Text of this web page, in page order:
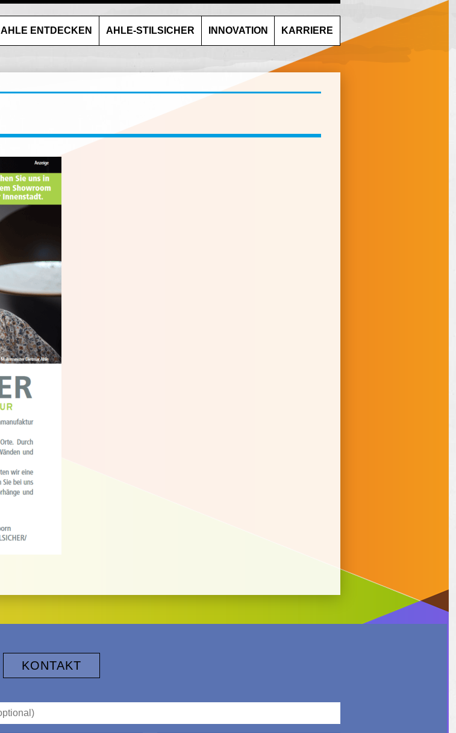
AHLE ENTDECKEN AHLE-STILSICHER INNOVATION KARRIERE
KONTAKT